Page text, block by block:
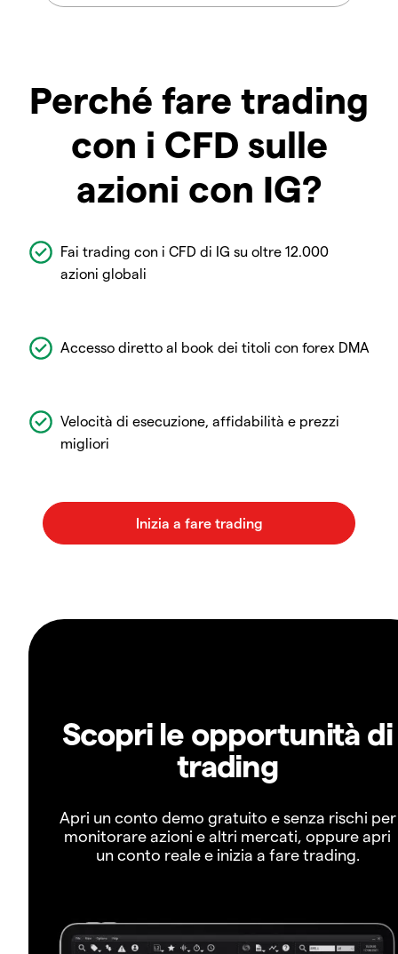
Perché fare trading
con i CFD sulle
azioni con IG?
Fai trading con i CFD di IG su oltre 12.000
azioni globali
Accesso diretto al book dei titoli con forex DMA
Velocità di esecuzione, affidabilità e prezzi
migliori
Scopri le opportunità di
trading
Apri un conto demo gratuito e senza rischi per
monitorare azioni e altri mercati, oppure apri
un conto reale e inizia a fare trading.